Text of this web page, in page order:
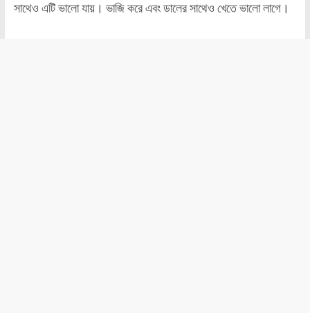
সাথেও এটি ভালো যায়। ভাজি করে এবং ডালের সাথেও খেতে ভালো লাগে।